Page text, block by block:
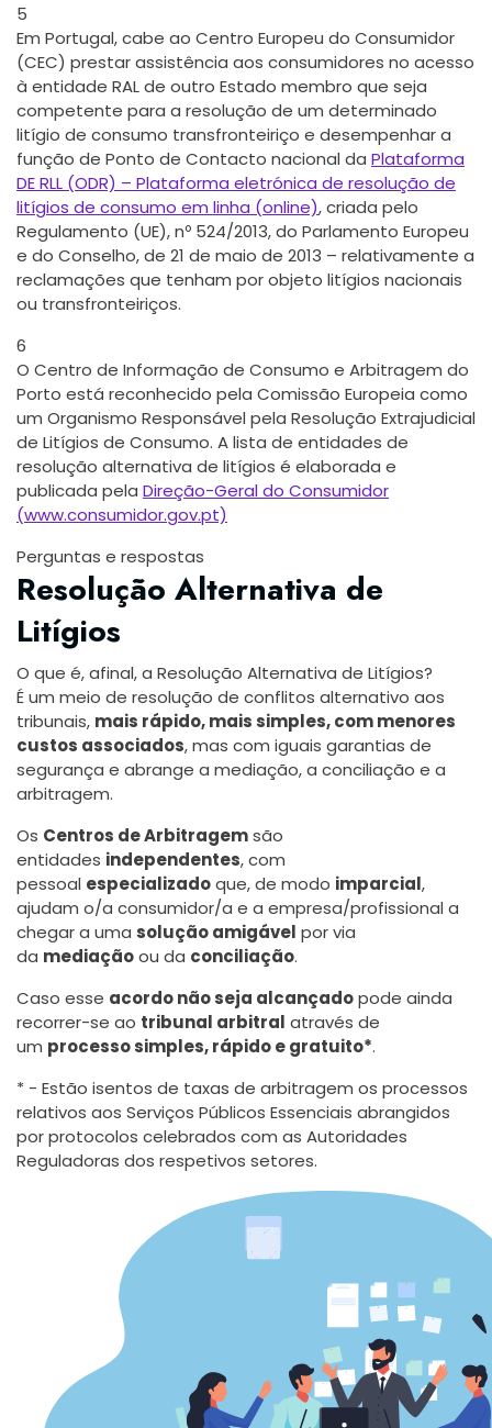
5
Em Portugal, cabe ao Centro Europeu do Consumidor
(CEC) prestar assistência aos consumidores no acesso
à entidade RAL de outro Estado membro que seja
competente para a resolução de um determinado
litígio de consumo transfronteiriço e desempenhar a
função de Ponto de Contacto nacional da Plataforma
DE RLL (ODR) – Plataforma eletrónica de resolução de
litígios de consumo em linha (online), criada pelo
Regulamento (UE), nº 524/2013, do Parlamento Europeu
e do Conselho, de 21 de maio de 2013 – relativamente a
reclamações que tenham por objeto litígios nacionais
ou transfronteiriços.
6
O Centro de Informação de Consumo e Arbitragem do
Porto está reconhecido pela Comissão Europeia como
um Organismo Responsável pela Resolução Extrajudicial
de Litígios de Consumo. A lista de entidades de
resolução alternativa de litígios é elaborada e
publicada pela Direção-Geral do Consumidor
(www.consumidor.gov.pt)
Perguntas e respostas
Resolução Alternativa de
Litígios
O que é, afinal, a Resolução Alternativa de Litígios?
É um meio de resolução de conflitos alternativo aos
tribunais, mais rápido, mais simples, com menores
custos associados, mas com iguais garantias de
segurança e abrange a mediação, a conciliação e a
arbitragem.
Os Centros de Arbitragemsão
entidades independentes, com
pessoal especializadoque, de modo imparcial,
ajudam o/a consumidor/a e a empresa/profissional a
chegar a uma solução amigável por via
da mediaçãoou da conciliação.
Caso esse acordo não seja alcançadopode ainda
recorrer-se ao tribunal arbitral através de
um processo simples, rápido e gratuito*.
* - Estão isentos de taxas de arbitragem os processos
relativos aos Serviços Públicos Essenciais abrangidos
por protocolos celebrados com as Autoridades
Reguladoras dos respetivos setores.